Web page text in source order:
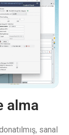
alma​
sanal